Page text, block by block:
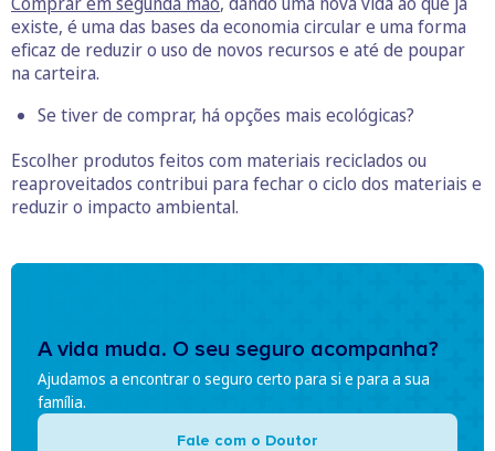
existe, é uma das bases da economia circular e uma forma
eficaz de reduzir o uso de novos recursos e até de poupar
na carteira.
Se tiver de comprar, há opções mais ecológicas?
Escolher produtos feitos com materiais reciclados ou
reaproveitados contribui para fechar o ciclo dos materiais e
reduzir o impacto ambiental.
A vida muda. O seu seguro acompanha?
Ajudamos a encontrar o seguro certo para si e para a sua
família.
Fale com o Doutor